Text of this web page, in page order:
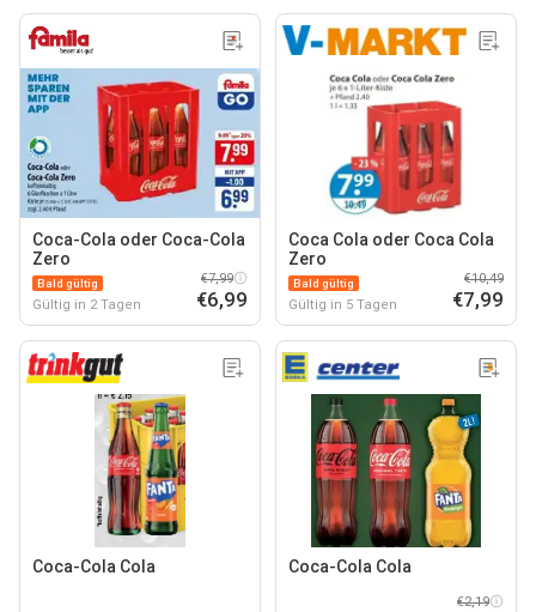
Coca-Cola oder Coca-Cola
Zero
Bald gültig
Gültig in 2 Tagen
€7,99
€6,99
Coca Cola oder Coca Cola
Zero
Bald gültig
Gültig in 5 Tagen
€10,49
€7,99
Coca-Cola Cola Coca-Cola Cola
€2,19